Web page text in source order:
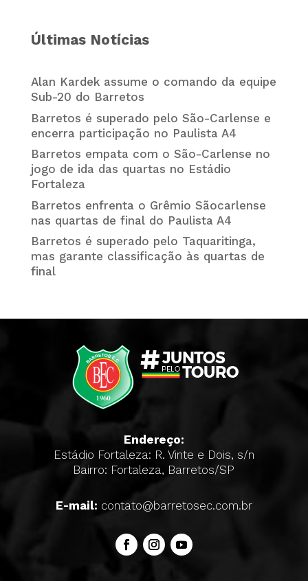
Últimas Notícias
Alan Kardek assume o comando da equipe
Sub-20 do Barretos
Barretos é superado pelo São-Carlense e
encerra participação no Paulista A4
Barretos empata com o São-Carlense no
jogo de ida das quartas no Estádio
Fortaleza
Barretos enfrenta o Grêmio Sãocarlense
nas quartas de final do Paulista A4
Barretos é superado pelo Taquaritinga,
mas garante classificação às quartas de
final
Endereço:
Estádio Fortaleza: R. Vinte e Dois, s/n
Bairro: Fortaleza, Barretos/SP
E-mail: contato@barretosec.com.br